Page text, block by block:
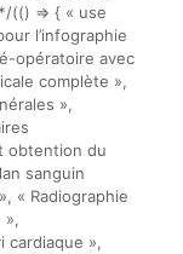
(() => { « use
l’infographie
opératoire avec
complète »,
»,
obtention du
sanguin
« Radiographie
»,
cardiaque »,